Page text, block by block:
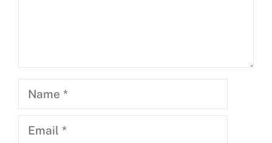
Name
Email